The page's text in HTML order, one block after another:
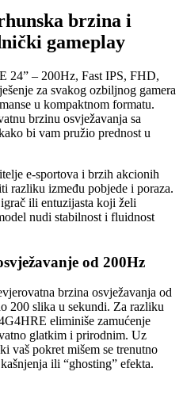
brzina i
gameplay
24” – 200Hz, Fast IPS, FHD,
za svakog ozbiljnog gamera
u kompaktnom formatu.
brzinu osvježavanja sa
bi vam pružio prednost u
e-sportova i brzih akcionih
razliku između pobjede i poraza.
ili entuzijasta koji želi
nudi stabilnost i fluidnost
od 200Hz
brzina osvježavanja od
200 slika u sekundi. Za razliku
eliminiše zamućenje
glatkim i prirodnim. Uz
vaš pokret mišem se trenutno
ili “ghosting” efekta.